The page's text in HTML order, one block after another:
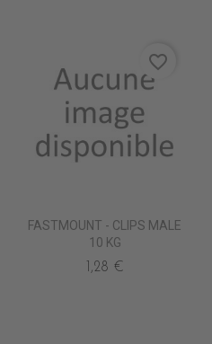
FASTMOUNT - CLIPS MALE
10 KG
1,28 €
favorite_border